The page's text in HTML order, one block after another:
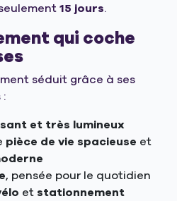
15 jours.
qui coche
séduit grâce à ses
et très lumineux
pièce de vie spacieuse et
, pensée pour le quotidien
et stationnement